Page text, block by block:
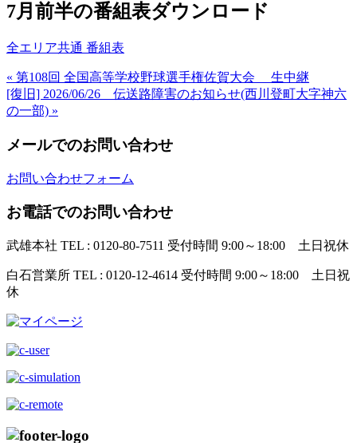
7月前半の番組表ダウンロード
全エリア共通 番組表
« 第108回 全国高等学校野球選手権佐賀大会 生中継
[復旧] 2026/06/26 伝送路障害のお知らせ(西川登町大字神六
の一部) »
メールでのお問い合わせ
お問い合わせフォーム
お電話でのお問い合わせ
武雄本社 TEL : 0120-80-7511 受付時間 9:00～18:00 土日祝休
白石営業所 TEL : 0120-12-4614 受付時間 9:00～18:00 土日祝
休